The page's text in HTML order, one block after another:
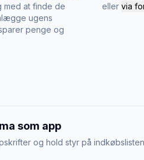
med at finde de
ugens
penge og
eller via
som app
og hold styr på